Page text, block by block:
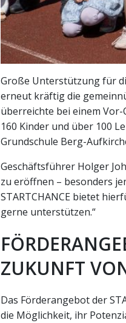
Große Unterstützung für
erneut kräftig die
überreichte bei einem Vor-
160 Kinder und über 100
Grundschule Berg-
Geschäftsführer Holger
zu eröffnen – besonders
STARTCHANCE bietet
gerne unterstützen.“
ZUKUNFT
Das Förderangebot der
die Möglichkeit, ihr